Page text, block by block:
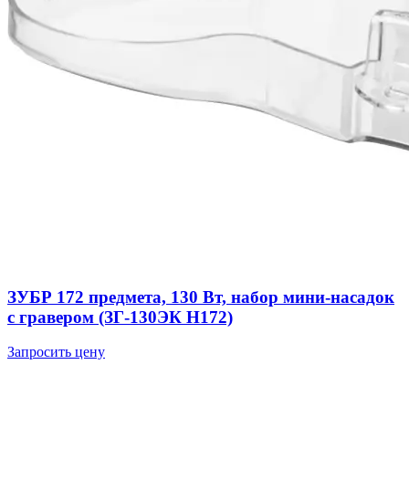
ЗУБР 172 предмета, 130 Вт, набор мини-насадок
с гравером (ЗГ-130ЭК H172)
Запросить цену